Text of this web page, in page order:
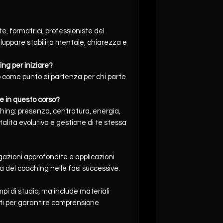
formatrici, professioniste del
stabilità mentale, chiarezza e
per iniziare?
punto di partenza per chi parte
in questo corso?
presenza, centratura, energia,
evolutiva e gestione di te stessa
approfondite e applicazioni
del coaching nelle fasi successive.
di studio, ma include materiali
per garantire comprensione